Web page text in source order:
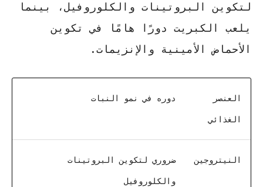
لتكوين البروتينات والكلوروفيل، بينما
يلعب الكبريت دورًا هامًا في تكوين
الأحماض الأمينية والإنزيمات.
العنصر
الغذائي
دوره في نمو النبات
النيتروجين ضروري لتكوين البروتينات
والكلوروفيل